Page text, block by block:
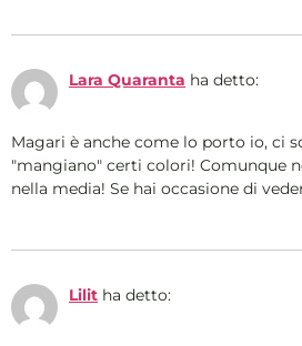
Lara Quaranta ha detto:
Magari è anche come lo porto io, ci
"mangiano" certi colori! Comunque
nella media! Se hai occasione di
Lilit ha detto: